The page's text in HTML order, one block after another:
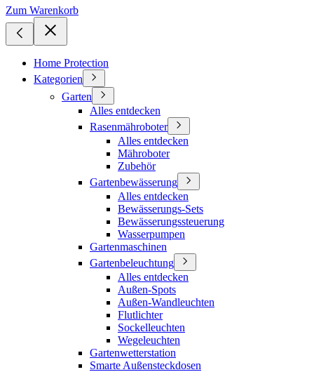
Zum Warenkorb
Home Protection
Kategorien
Garten
Alles entdecken
Rasenmähroboter
Alles entdecken
Mähroboter
Zubehör
Gartenbewässerung
Alles entdecken
Bewässerungs-Sets
Bewässerungssteuerung
Wasserpumpen
Gartenmaschinen
Gartenbeleuchtung
Alles entdecken
Außen-Spots
Außen-Wandleuchten
Flutlichter
Sockelleuchten
Wegeleuchten
Gartenwetterstation
Smarte Außensteckdosen